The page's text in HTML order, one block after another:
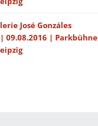
| 09.08.2016 | Parkbühne